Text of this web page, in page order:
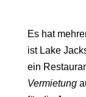
Es hat
ist Lake
ein
Vermietung